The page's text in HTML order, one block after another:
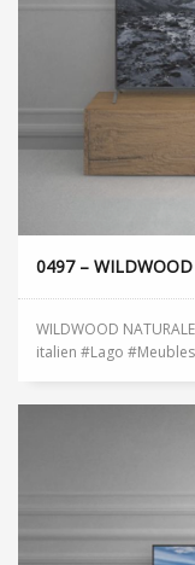
0497 –
WILDWOOD
italien #Lago